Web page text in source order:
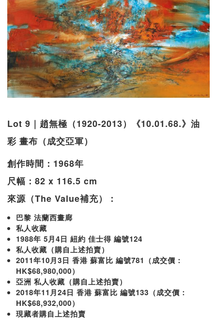
Lot 9｜趙無極（1920-2013）《10.01.68.》油
彩 畫布（成交亞軍）
創作時間：1968年
尺幅：82 x 116.5 cm
來源（The Value補充）：
巴黎 法蘭西畫廊
私人收藏
1988年 5月4日 紐約 佳士得 編號124
私人收藏（購自上述拍賣）
2011年10月3日 香港 蘇富比 編號781（成交價：
HK$68,980,000）
亞洲 私人收藏（購自上述拍賣）
2018年11月24日 香港 蘇富比 編號133（成交價：
HK$68,932,000）
現藏者購自上述拍賣